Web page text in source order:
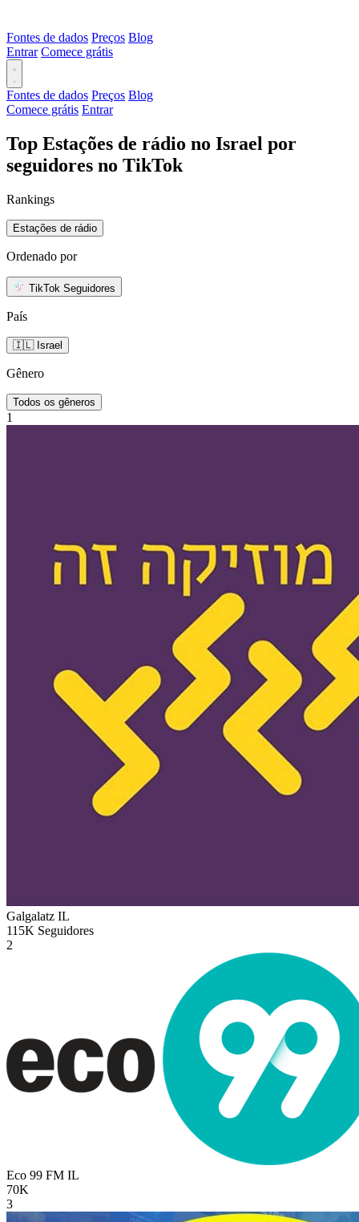
Fontes de dados Preços Blog
Entrar Comece grátis
Fontes de dados Preços Blog
Comece grátis Entrar
Top Estações de rádio no Israel por
seguidores no TikTok
Rankings
Estações de rádio
Ordenado por
TikTok Seguidores
País
🇮🇱 Israel
Gênero
Todos os gêneros
1
Galgalatz IL
115K Seguidores
2
Eco 99 FM IL
70K
3